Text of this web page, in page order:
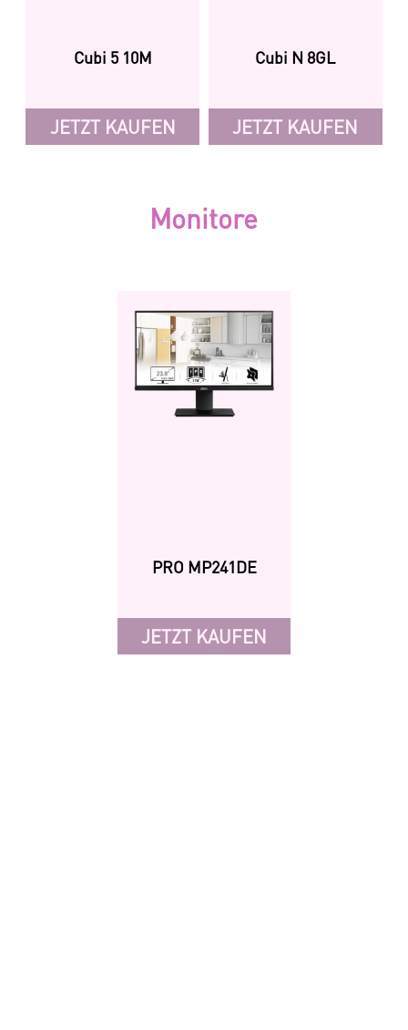
Cubi 5 10M
JETZT KAUFEN
Cubi N 8GL
JETZT KAUFEN
Monitore
PRO MP241DE
JETZT KAUFEN